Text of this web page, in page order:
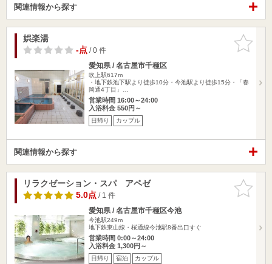
関連情報から探す
お気に入
りに追加
娯楽湯
-点/ 0 件
愛知県 / 名古屋市千種区
吹上駅617m
・地下鉄池下駅より徒歩10分・今池駅より徒歩15分・「春
岡通4丁目」…
営業時間 16:00～24:00
入浴料金 550円～
日帰り カップル
関連情報から探す
お気に入
りに追加
リラクゼーション・スパ アペゼ
5.0点/ 1 件
愛知県 / 名古屋市千種区今池
今池駅249m
地下鉄東山線・桜通線今池駅8番出口すぐ
営業時間 0:00～24:00
入浴料金 1,300円～
日帰り 宿泊 カップル